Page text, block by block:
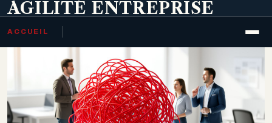
AGILITÉ ENTREPRISE
ACCUEIL